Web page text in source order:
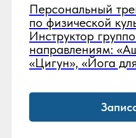
Персональный
по физической
Инструктор
направлениям:
«Цигун», «Йога